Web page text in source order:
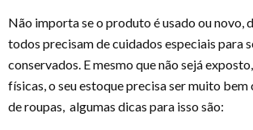
Não importa se o produto é usado ou novo,
todos precisam de cuidados especiais para
conservados. E mesmo que não sejá
físicas, o seu estoque precisa ser muito
de roupas, algumas dicas para isso são: